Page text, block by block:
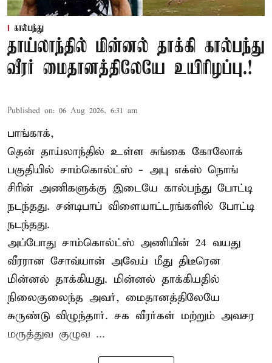
கால்பந்து
தாய்லாந்தில் மின்னல் தாக்கி கால்பந்து
வீரர் மைதானத்திலேயே உயிரிழப்பு.!
Published on: 06 Aug 2026, 6:31 am
பாங்காக்,
தென் தாய்லாந்தில் உள்ள சுங்கை கோலோக்
பகுதியில் சாம்கொல்ட்ஸ் - அபு எக்ஸ் நொங்
சிரின் அணிகளுக்கு இடையே கால்பந்து போட்டி
நடந்தது. சன்டிபாப் விளையாட்டரங்களில் போட்டி
நடந்தது.
அப்போது சாம்கொல்ட்ஸ் அணியின் 24 வயது
வீரரான சோவ்யான் அவேய் மீது திடீரென
மின்னல் தாக்கியது. மின்னல் தாக்கியதில்
நிலைகுலைந்த அவர், மைதானத்திலேயே
சுருண்டு விழுந்தார். சக வீரர்கள் மற்றும் அவசர
மருத்துவ குழுவ ...